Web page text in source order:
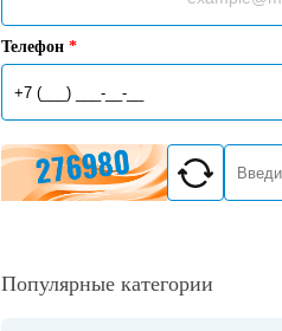
Телефон *
Популярные категории